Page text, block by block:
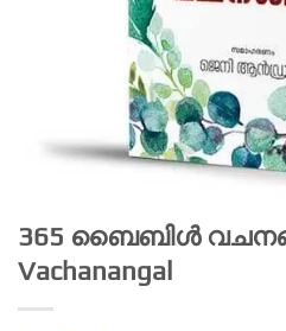
365 ബൈബിൾ
Vachanangal